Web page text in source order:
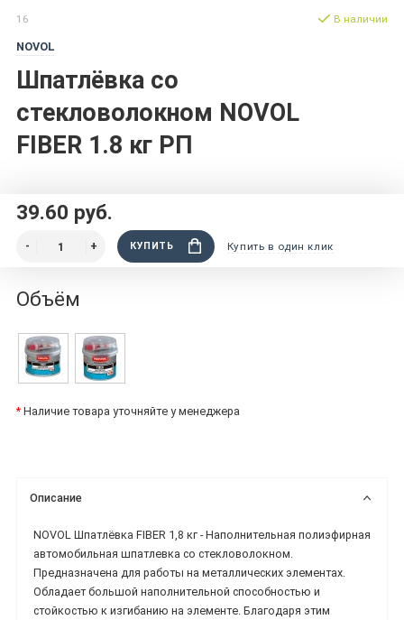
16
NOVOL
Шпатлёвка со
стекловолокном NOVOL
FIBER 1.8 кг РП
В наличии
39.60 руб.
КУПИТЬ Купить в один клик
Объём
* Наличие товара уточняйте у менеджера
Описание
NOVOL Шпатлёвка FIBER 1,8 кг - Наполнительная полиэфирная
автомобильная шпатлевка со стекловолокном.
Предназначена для работы на металлических элементах.
Обладает большой наполнительной способностью и
стойкостью к изгибанию на элементе. Благодаря этим